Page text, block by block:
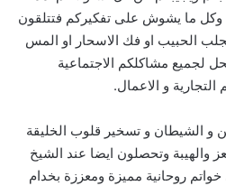
ما يشوش على تفكيركم فتتلقون
بجلب الحبيب او فك الاسحار او المس
لجميع مشاكلكم الاجتماعية
و الاعمال.
و الشيطان و تسخير قلوب الخليقة
والهيبة وتحصلون ايضا عند الشيخ
روحانية مميزة ومعززة بخدام